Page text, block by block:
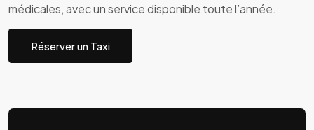
médicales, avec un service disponible toute l’année.
Réserver un Taxi